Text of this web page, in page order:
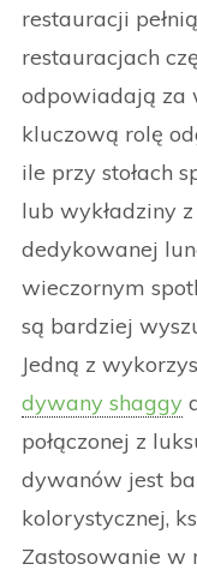
restauracji
restauracjach
odpowiadają za
kluczową rolę
ile przy stołach
lub wykładziny
dedykowanej
wieczornym
są bardziej
Jedną z
dywany shaggy
połączonej z
dywanów jest
kolorystycznej,
Zastosowanie w